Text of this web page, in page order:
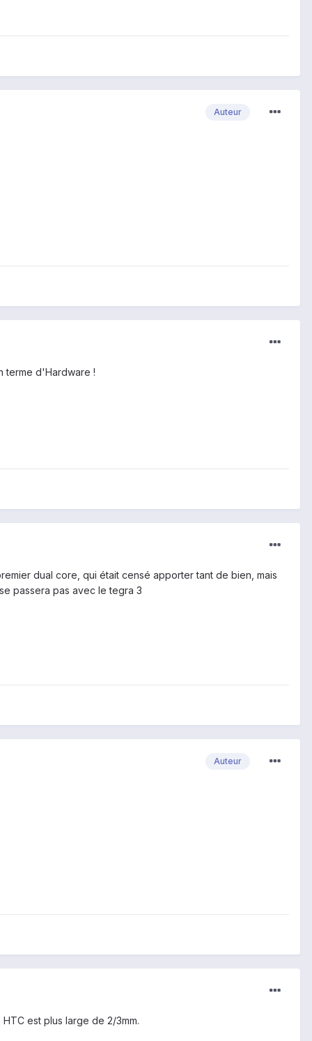
Auteur
terme d'Hardware !
dual core, qui était censé apporter tant de bien, mais
passera pas avec le tegra 3
Auteur
est plus large de 2/3mm.